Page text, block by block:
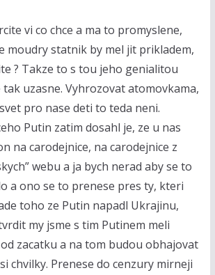
vi co chce a ma to promyslene,
moudry statnik by mel jit prikladem,
? Takze to s tou jeho genialitou
tak uzasne. Vyhrozovat atomovkama,
pro nase deti to teda neni.
Putin zatim dosahl je, ze u nas
na carodejnice, na carodejnice z
webu a ja bych nerad aby se to
a ono se to prenese pres ty, kteri
toho ze Putin napadl Ukrajinu,
my jsme s tim Putinem meli
zacatku a na tom budou obhajovat
chvilky. Prenese do cenzury mirneji